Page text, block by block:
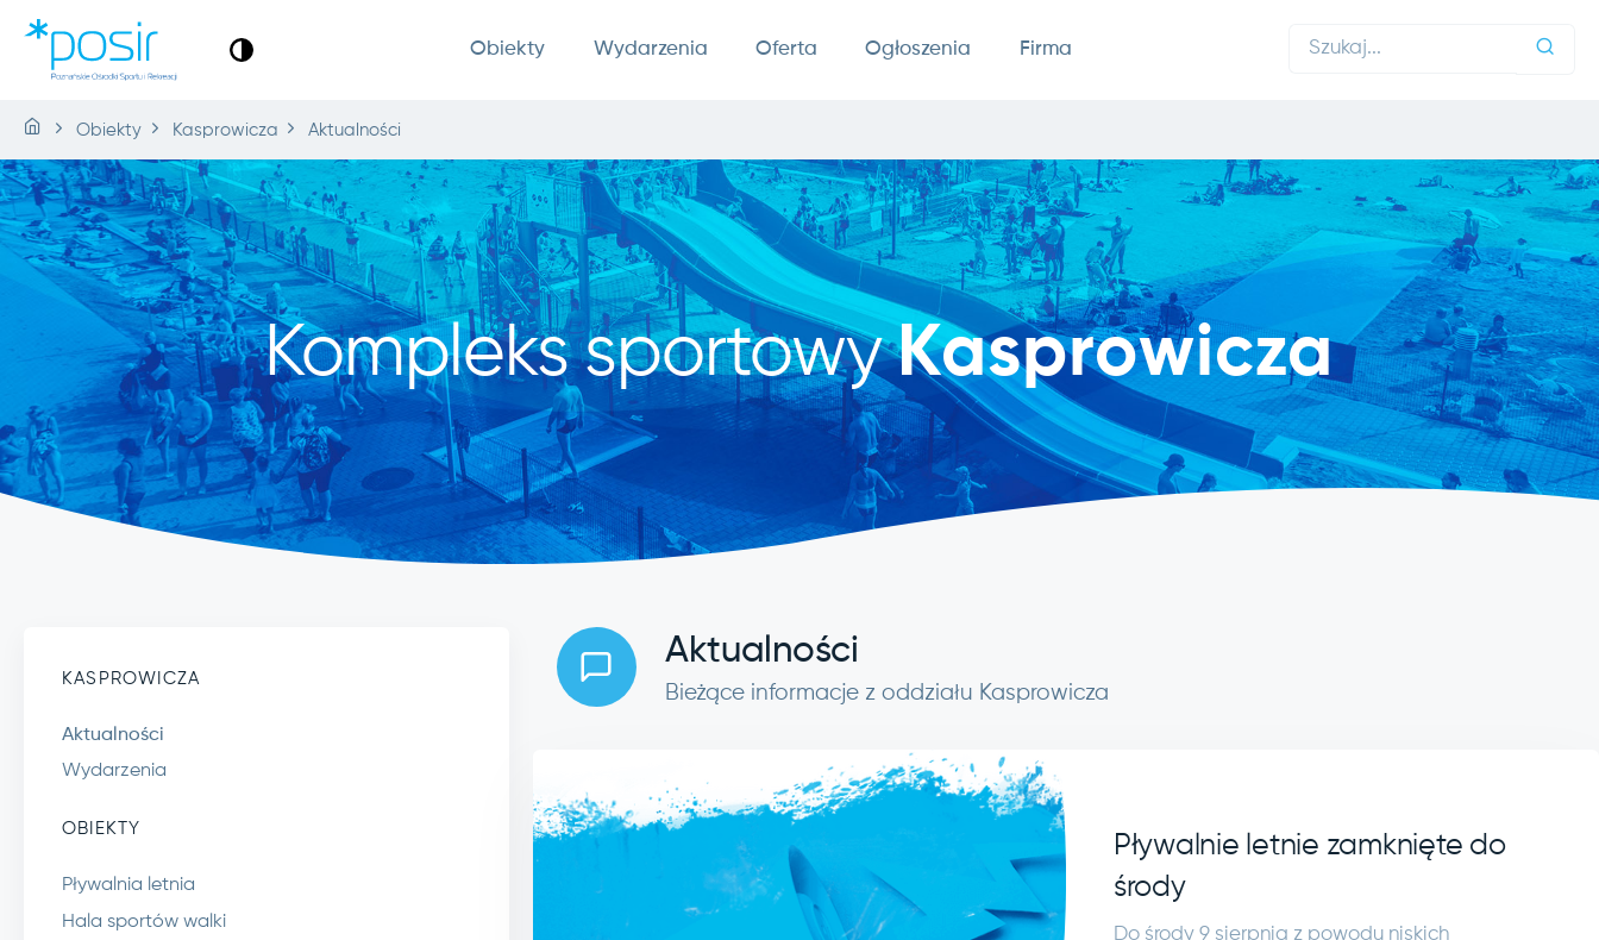
Obiekty Wydarzenia Oferta Ogłoszenia Firma
Obiekty Kasprowicza Aktualności
Kompleks sportowyKasprowicza
KASPROWICZA
Aktualności
Wydarzenia
OBIEKTY
Pływalnia letnia
Hala sportów walki
Aktualności
Bieżące informacje z oddziału Kasprowicza
Pływalnie letnie zamknięte do
środy
Do środy 9 sierpnia z powodu niskich